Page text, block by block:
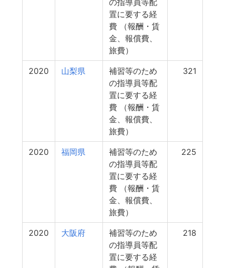
の指導員等配
置に要する経
費 （報酬・賃
金、報償費、
旅費）
2020 山梨県
補習等のため
の指導員等配
置に要する経
費 （報酬・賃
金、報償費、
旅費）
321
2020 福岡県
補習等のため
の指導員等配
置に要する経
費 （報酬・賃
金、報償費、
旅費）
225
2020 大阪府
補習等のため
の指導員等配
置に要する経
218